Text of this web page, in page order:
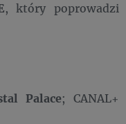
, który poprowadzi
Palace; CANAL+